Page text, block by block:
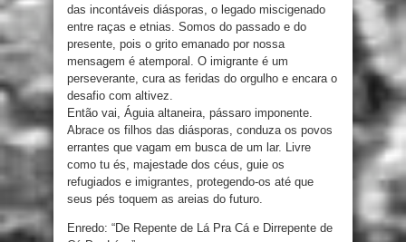
das incontáveis diásporas, o legado miscigenado
entre raças e etnias. Somos do passado e do
presente, pois o grito emanado por nossa
mensagem é atemporal. O imigrante é um
perseverante, cura as feridas do orgulho e encara o
desafio com altivez.
Então vai, Águia altaneira, pássaro imponente.
Abrace os filhos das diásporas, conduza os povos
errantes que vagam em busca de um lar. Livre
como tu és, majestade dos céus, guie os
refugiados e imigrantes, protegendo-os até que
seus pés toquem as areias do futuro.
Enredo: “De Repente de Lá Pra Cá e Dirrepente de